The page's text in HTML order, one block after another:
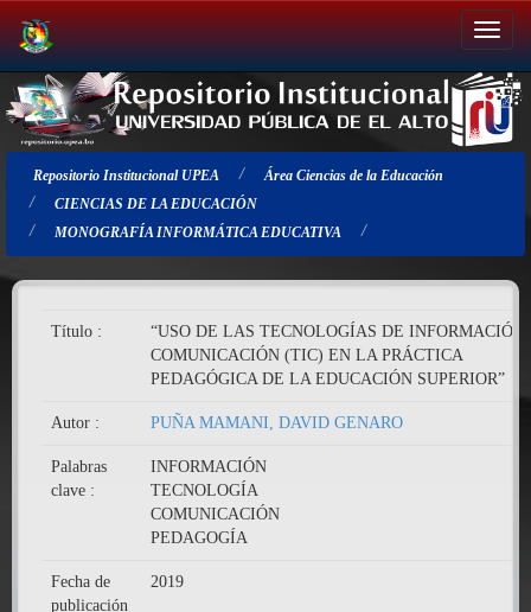
Salir
de
la
navegación
Repositorio Institucional UPEA
Área Ciencias de la Educación
CIENCIAS DE LA EDUCACIÓN
MONOGRAFÍA INFORMÁTICA EDUCATIVA
Título :
“USO DE LAS TECNOLOGÍAS DE INFORMACIÓN
COMUNICACIÓN (TIC) EN LA PRÁCTICA
PEDAGÓGICA DE LA EDUCACIÓN SUPERIOR”
Autor : PUÑA MAMANI, DAVID GENARO
Palabras
clave :
INFORMACIÓN
TECNOLOGÍA
COMUNICACIÓN
PEDAGOGÍA
Fecha de
publicación
2019